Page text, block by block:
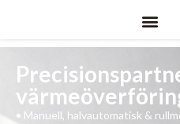
• Manuell, halvautomatisk &